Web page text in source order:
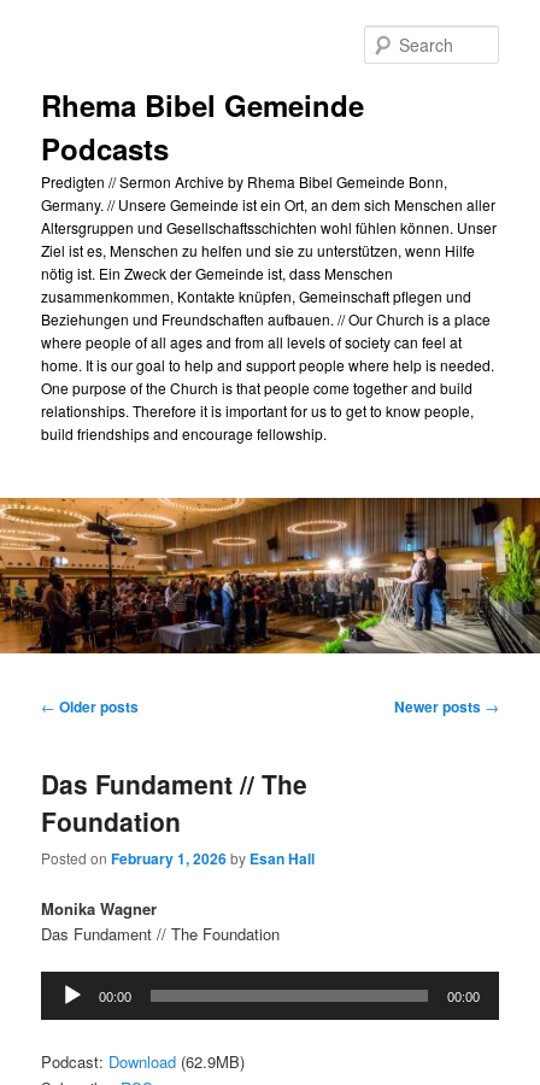
Rhema Bibel Gemeinde
Podcasts
Predigten // Sermon Archive by Rhema Bibel Gemeinde Bonn,
Germany. // Unsere Gemeinde ist ein Ort, an dem sich Menschen aller
Altersgruppen und Gesellschaftsschichten wohl fühlen können. Unser
Ziel ist es, Menschen zu helfen und sie zu unterstützen, wenn Hilfe
nötig ist. Ein Zweck der Gemeinde ist, dass Menschen
zusammenkommen, Kontakte knüpfen, Gemeinschaft pflegen und
Beziehungen und Freundschaften aufbauen. // Our Church is a place
where people of all ages and from all levels of society can feel at
home. It is our goal to help and support people where help is needed.
One purpose of the Church is that people come together and build
relationships. Therefore it is important for us to get to know people,
build friendships and encourage fellowship.
Post
← Older posts Newer posts →
Das Fundament // The
Foundation
Posted onFebruary 1, 2026by Esan Hall
Monika Wagner
Das Fundament // The Foundation
Audio
Player
00:00 00:00
Podcast: Download (62.9MB)